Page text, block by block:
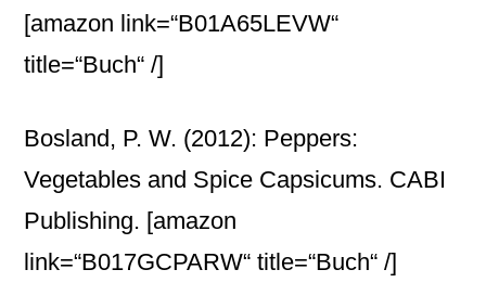
[amazon link=“B01A65LEVW“
title=“Buch“ /]
Bosland, P. W. (2012): Peppers:
Vegetables and Spice Capsicums. CABI
Publishing. [amazon
link=“B017GCPARW“ title=“Buch“ /]